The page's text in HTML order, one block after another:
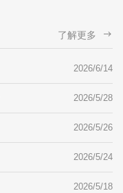
了解更多
2026/6/14
2026/5/28
2026/5/26
2026/5/24
2026/5/18